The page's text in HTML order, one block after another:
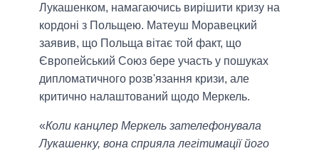
Лукашенком, намагаючись вирішити кризу на
кордоні з Польщею. Матеуш Моравецкий
заявив, що Польща вітає той факт, що
Європейський Союз бере участь у пошуках
дипломатичного розв'язання кризи, але
критично налаштований щодо Меркель.
«Коли канцлер Меркель зателефонувала
Лукашенку, вона сприяла легітимації його